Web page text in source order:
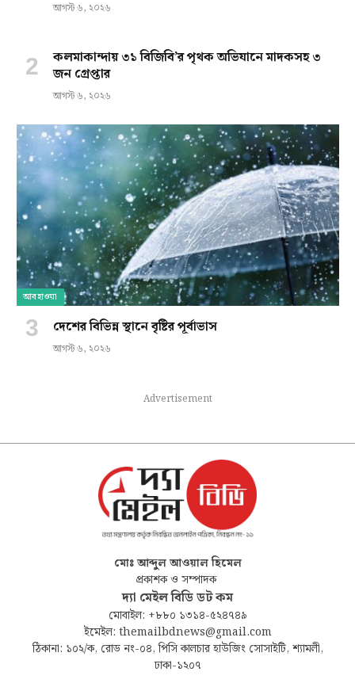
আগস্ট ৬, ২০২৬
কলমাকান্দায় ৩১ বিজিবি’র পৃথক অভিযানে মাদকসহ ৩
জন গ্রেপ্তার
আগস্ট ৬, ২০২৬
আবহাওয়া
দেশের বিভিন্ন স্থানে বৃষ্টির পূর্বাভাস
আগস্ট ৬, ২০২৬
Advertisement
মোঃ আব্দুল আওয়াল হিমেল
প্রকাশক ও সম্পাদক
দ্যা মেইল বিডি ডট কম
মোবাইল: +৮৮০ ১৩১৪-৫২৪৭৪৯
ইমেইল: themailbdnews@gmail.com
ঠিকানা: ১০২/ক, রোড নং-০৪, পিসি কালচার হাউজিং সোসাইটি, শ্যামলী,
ঢাকা-১২০৭